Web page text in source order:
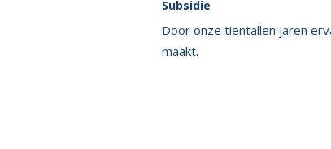
Subsidie
Door onze tientallen jaren
maakt.